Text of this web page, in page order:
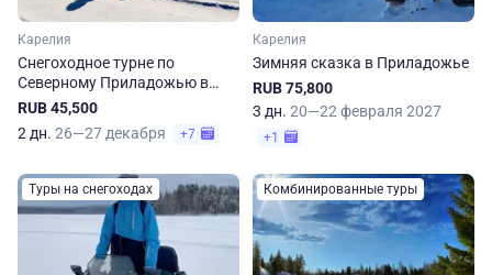
Карелия
Снегоходное турне по
Северному Приладожью в
Карелии
RUB 45,500
2 дн. 26—27 декабря +7
Карелия
Зимняя сказка в Приладожье
RUB 75,800
3 дн. 20—22 февраля 2027
+1
Туры на снегоходах Комбинированные туры